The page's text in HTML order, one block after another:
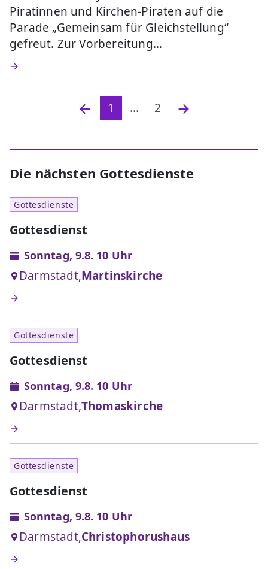
Piratinnen und Kirchen-Piraten auf die
Parade „Gemeinsam für Gleichstellung“
gefreut. Zur Vorbereitung…
1 ... 2
Die nächsten Gottesdienste
Gottesdienste
Gottesdienst
Sonntag, 9.8. 10 Uhr
Darmstadt,Martinskirche
Gottesdienste
Gottesdienst
Sonntag, 9.8. 10 Uhr
Darmstadt,Thomaskirche
Gottesdienste
Gottesdienst
Sonntag, 9.8. 10 Uhr
Darmstadt,Christophorushaus